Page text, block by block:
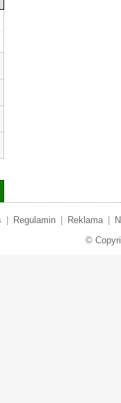
Regulamin Reklama
©